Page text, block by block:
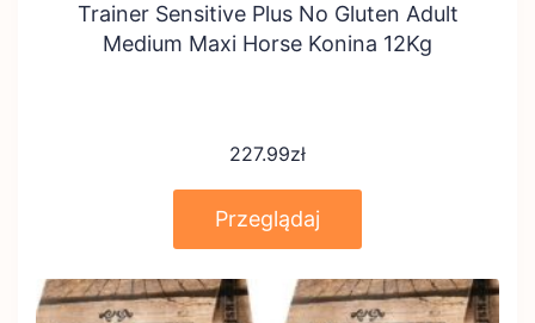
Trainer Sensitive Plus No Gluten Adult
Medium Maxi Horse Konina 12Kg
227.99zł
Przeglądaj